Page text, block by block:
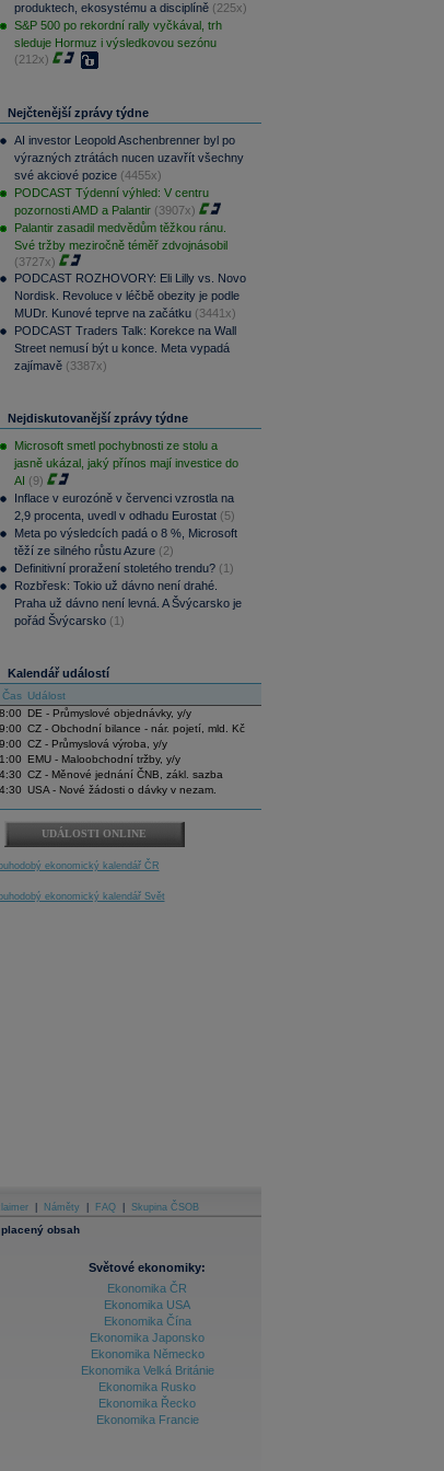
produktech, ekosystému a disciplíně (225x)
S&P 500 po rekordní rally vyčkával, trh
sleduje Hormuz i výsledkovou sezónu
(212x)
Nejčtenější zprávy týdne
AI investor Leopold Aschenbrenner byl po
výrazných ztrátách nucen uzavřít všechny
své akciové pozice (4455x)
PODCAST Týdenní výhled: V centru
pozornosti AMD a Palantir (3907x)
Palantir zasadil medvědům těžkou ránu.
Své tržby meziročně téměř zdvojnásobil
(3727x)
PODCAST ROZHOVORY: Eli Lilly vs. Novo
Nordisk. Revoluce v léčbě obezity je podle
MUDr. Kunové teprve na začátku (3441x)
PODCAST Traders Talk: Korekce na Wall
Street nemusí být u konce. Meta vypadá
zajímavě (3387x)
Nejdiskutovanější zprávy týdne
Microsoft smetl pochybnosti ze stolu a
jasně ukázal, jaký přínos mají investice do
AI (9)
Inflace v eurozóně v červenci vzrostla na
2,9 procenta, uvedl v odhadu Eurostat (5)
Meta po výsledcích padá o 8 %, Microsoft
těží ze silného růstu Azure (2)
Definitivní proražení stoletého trendu? (1)
Rozbřesk: Tokio už dávno není drahé.
Praha už dávno není levná. A Švýcarsko je
pořád Švýcarsko (1)
Kalendář událostí
Čas Událost
8:00
DE - Průmyslové objednávky, y/y
9:00 CZ - Obchodní bilance - nár. pojetí, mld. Kč
9:00 CZ - Průmyslová výroba, y/y
EMU - Maloobchodní tržby, y/y
CZ - Měnové jednání ČNB, zákl. sazba
USA - Nové žádosti o dávky v nezam.
UDÁLOSTI ONLINE
ekonomický kalendář ČR
ekonomický kalendář Svět
Náměty FAQ Skupina ČSOB
placený obsah
Světové ekonomiky:
Ekonomika ČR
Ekonomika USA
Ekonomika Čína
Ekonomika Japonsko
Ekonomika Německo
Ekonomika Velká Británie
Ekonomika Rusko
Ekonomika Řecko
Ekonomika Francie